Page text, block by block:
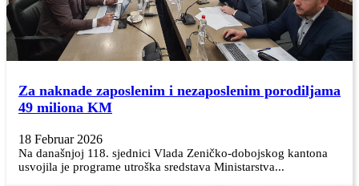
Za naknade zaposlenim i nezaposlenim porodiljama
49 miliona KM
18 Februar 2026
Na današnjoj 118. sjednici Vlada Zeničko-dobojskog kantona
usvojila je programe utroška sredstava Ministarstva...